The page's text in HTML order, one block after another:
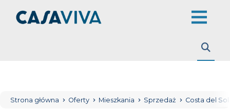
Strona główna Oferty Mieszkania Sprzedaż Costa del Sol